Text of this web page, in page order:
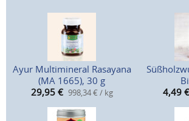
Ayur Multimineral Rasayana
(MA 1665), 30 g
29,95 € 998,34 € / kg
4,49 €